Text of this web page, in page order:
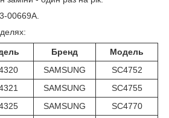
00669A.
Бренд
Модель
SAMSUNG
SC4752
SAMSUNG
SC4755
SAMSUNG
SC4770